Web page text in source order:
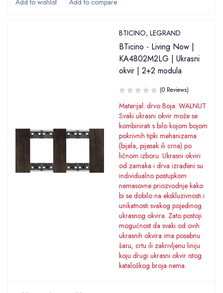
BTICINO, LEGRAND
BTicino - Living Now |
KA4802M2LG | Ukrasni
okvir | 2+2 modula
(0 Reviews)
Materijal: drvo Boja: WALNUT
Svaki ukrasni okvir može se
kombinirati s bilo kojom bojom
pokrivnih tipki mehanizama
(bijela, pijesak ili crna) po
ličnom izboru. Ukrasni okviri
od zamaka i drva izrađeni su
individualno postupkom
nemasovne priozvodnje kako
bi se dobilo na ekskluzivnosti i
unikatnosti svakog pojedinog
ukrasnog okvira. Zato postoji
mogućnost da svaki od ovih
ukrasnih okvira ima posebnu
šaru, crtu ili zakrivljenu liniju
koju drugi ukrasni okvir istog
kataloškog broja nema.